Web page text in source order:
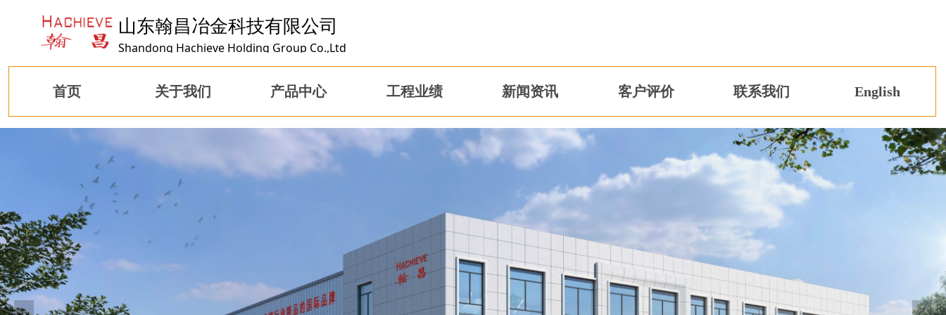
首页 关于我们 产品中心 工程业绩 新闻资讯 客户评价 联系我们 English
山东翰昌冶金科技有限公司
Shandong Hachieve Holding Group Co.,Ltd